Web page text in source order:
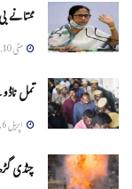
ممتا
مئی 10, 2026
تمل ناڈو کے 9 پولیس
اپریل 6, 2026
چنڈی